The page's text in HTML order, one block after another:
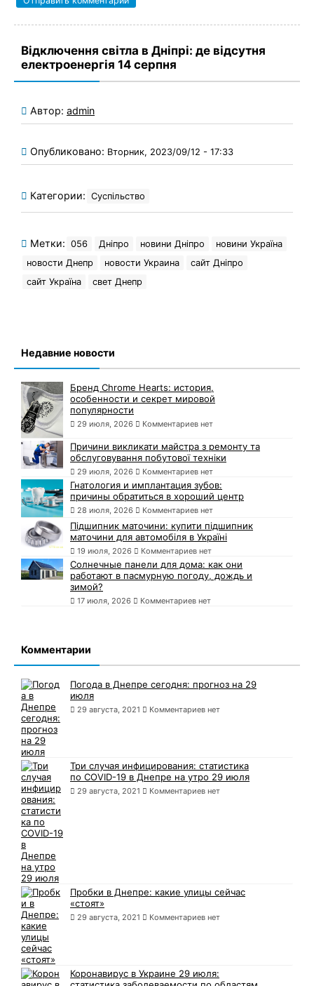
Відключення світла в Дніпрі: де відсутня
електроенергія 14 серпня
Автор: admin
Опубликовано: Вторник, 2023/09/12 - 17:33
Категории: Суспільство
Метки: 056 Дніпро новини Дніпро
новини Україна
новости Днепр
новости Украина
сайт Дніпро
сайт Україна
свет Днепр
Недавние новости
Бренд Chrome Hearts: история,
особенности и секрет мировой
популярности
29 июля, 2026 Комментариев нет
Причини викликати майстра з ремонту та
обслуговування побутової техніки
29 июля, 2026 Комментариев нет
Гнатология и имплантация зубов:
причины обратиться в хороший центр
28 июля, 2026 Комментариев нет
Підшипник маточини: купити підшипник
маточини для автомобіля в Україні
19 июля, 2026 Комментариев нет
Солнечные панели для дома: как они
работают в пасмурную погоду, дождь и
зимой?
17 июля, 2026 Комментариев нет
Комментарии
Погода в Днепре сегодня: прогноз на 29
июля
29 августа, 2021 Комментариев нет
Три случая инфицирования: статистика
по COVID-19 в Днепре на утро 29 июля
29 августа, 2021 Комментариев нет
Пробки в Днепре: какие улицы сейчас
«стоят»
29 августа, 2021 Комментариев нет
Коронавирус в Украине 29 июля: